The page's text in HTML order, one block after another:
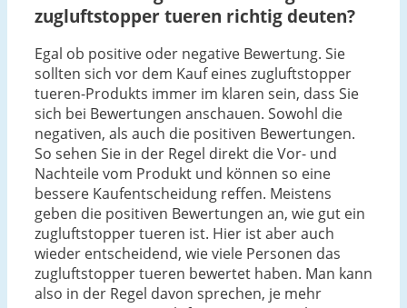
zugluftstopper tueren richtig deuten?
Egal ob positive oder negative Bewertung. Sie
sollten sich vor dem Kauf eines zugluftstopper
tueren-Produkts immer im klaren sein, dass Sie
sich bei Bewertungen anschauen. Sowohl die
negativen, als auch die positiven Bewertungen.
So sehen Sie in der Regel direkt die Vor- und
Nachteile vom Produkt und können so eine
bessere Kaufentscheidung reffen. Meistens
geben die positiven Bewertungen an, wie gut ein
zugluftstopper tueren ist. Hier ist aber auch
wieder entscheidend, wie viele Personen das
zugluftstopper tueren bewertet haben. Man kann
also in der Regel davon sprechen, je mehr